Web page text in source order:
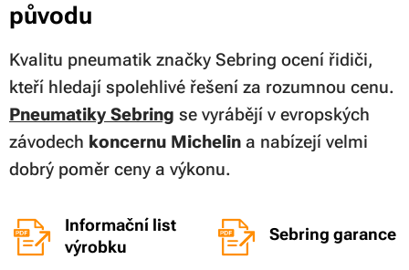
původu
Kvalitu pneumatik značky Sebring ocení řidiči,
kteří hledají spolehlivé řešení za rozumnou cenu.
Pneumatiky Sebring se vyrábějí v evropských
závodech koncernu Michelin a nabízejí velmi
dobrý poměr ceny a výkonu.
Informační list
výrobku
Sebring garance